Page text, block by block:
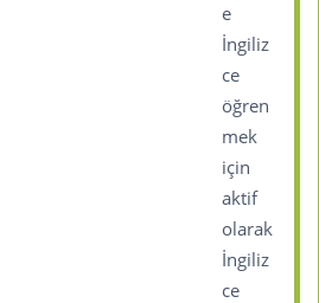
e
İngiliz
ce
öğren
mek
için
aktif
olarak
İngiliz
ce